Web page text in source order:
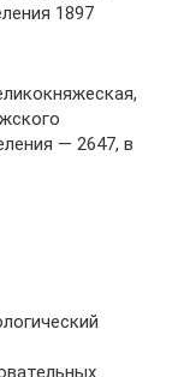
1897
— 2647, в